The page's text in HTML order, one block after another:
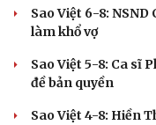
Sao Việt 6-8:
làm khổ vợ
Sao Việt 5-8: Ca sĩ
đề bản quyền
Sao Việt 4-8: Hiền